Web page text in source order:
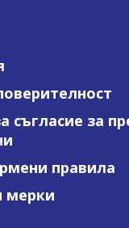
съгласие за
правила
мерки